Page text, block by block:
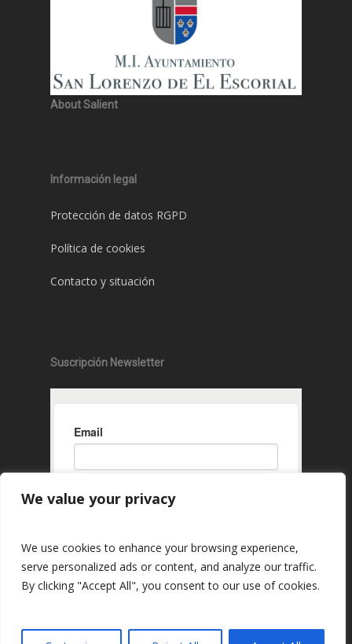
We value your privacy
We use cookies to enhance your browsing experience,
serve personalized ads or content, and analyze our traffic.
By clicking "Accept All", you consent to our use of cookies.
About Salient
Información legal
Protección de datos RGPD
Política de cookies
Contacto y situación
Suscripción Newsletter